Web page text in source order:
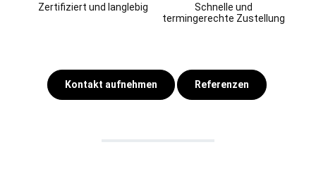
Zertifiziert und langlebig
Schnelle und
termingerechte Zustellung
Kontakt aufnehmen Referenzen